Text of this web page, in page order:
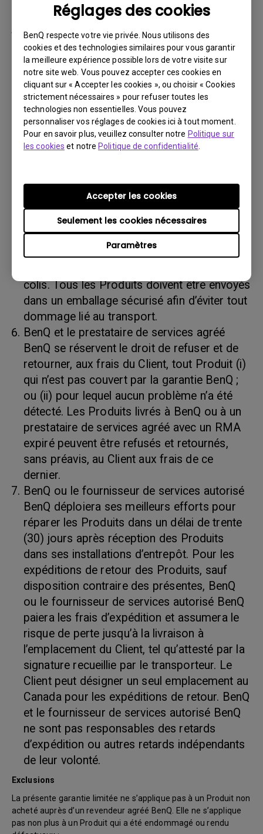
Réglages des cookies
BenQ respecte votre vie privée. Nous utilisons des
cookies et des technologies similaires pour vous garantir
la meilleure expérience possible lors de votre visite sur
notre site web. Vous pouvez accepter ces cookies en
cliquant sur « Accepter les cookies », ou choisir « Cookies
strictement nécessaires » pour refuser toutes les
technologies non essentielles. Vous pouvez
personnaliser vos réglages de cookies ici à tout moment.
Pour en savoir plus, veuillez consulter notre Politique sur
les cookies et notrePolitique de confidentialité
Paramètres
Seulement les cookies nécessaires
Accepter les cookies
par la suite.
Vous devez retourner le Produit à BenQ,
sauf indication contraire de BenQ, ou à un
prestataire de services agréé BenQ. Vous
devez prépayer les frais d’expédition, taxes
d’exportation, droits de douane et toutes
charges associées au transport du Produit
BenQ. De plus, vous êtes responsable de
l’assurance du Produit expédié et assumez
accompagnés (i) des matériaux d’expédition
et d’emballage d’origine, (ii) d’une description
du symptôme du Produit BenQ et (iii) d’une
preuve du lieu et de la date d’achat. Le
numéro RMA doit être clairement inscrit sur
colis. Tous les Produits doivent être envoyés
dans un emballage sécurisé afin d’éviter tout
dommage lié au transport.
BenQ et le prestataire de services agréé
BenQ se réservent le droit de refuser et de
retourner, aux frais du Client, tout Produit (i)
qui n’est pas couvert par la garantie BenQ ;
ou (ii) pour lequel aucun problème n’a été
détecté. Les Produits livrés à BenQ ou à un
prestataire de services agréé avec un RMA
expiré peuvent être refusés et retournés,
sans préavis, au Client aux frais de ce
dernier.
BenQ ou le fournisseur de services autorisé
BenQ déploiera ses meilleurs efforts pour
réparer les Produits dans un délai de trente
(30) jours après réception des Produits
dans ses installations d’entrepôt. Pour les
expéditions de retour des Produits, sauf
disposition contraire des présentes, BenQ
ou le fournisseur de services autorisé BenQ
paiera les frais d’expédition et assumera le
risque de perte jusqu’à la livraison à
l’emplacement du Client, tel qu’attesté par la
signature recueillie par le transporteur. Le
Client peut désigner un seul emplacement au
Canada pour les expéditions de retour. BenQ
et le fournisseur de services autorisé BenQ
ne sont pas responsables des retards
d’expédition ou autres retards indépendants
de leur volonté.
Exclusions
La présente garantie limitée ne s’applique pas à un Produit non
acheté auprès d’un revendeur agréé BenQ. Elle ne s’applique
pas non plus à un Produit qui a été endommagé ou rendu